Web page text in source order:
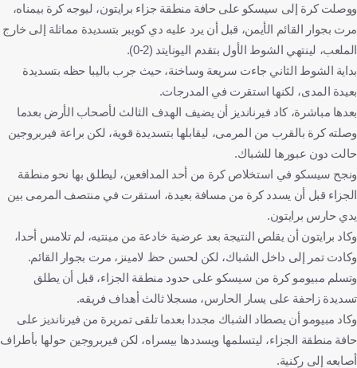
ووصلت كرة إلى سيسكو على حافة منطقة جزاء برايتون، ليوجه كرة بيمناه،
مرت بجوار القائم الأيمن، قبل أن يرد عليه دي كويبر بتسديدة مماثلة إلى خارج
الملعب، لينتهي الشوط الأول بتقدم اليونايتد (2-0).
بداية الشوط الثاني جاءت سريعة وساخنة، حيث جرب باليبا حظه بتسديدة
بعيدة المدى، لكنها استقرت في المدرجات.
بعدها مباشرة، كاد فيرنانديز أن يضيف الهدف الثالث لأصحاب الأرض بعدما
وصلته كرة بالقرب من المرمى، ليقابلها بتسديدة قوية، لكن براعة فيربروجين
حالت دون عبورها للشباك.
ونجح سيسكو في استخلاص كرة من أحد المدافعين، ليطلق بها نحو منطقة
الجزاء قبل أن يسدد كرة من مسافة بعيدة، استقرت في منتصف المرمى بين
يدي حارس برايتون.
وكاد برايتون أن يقلص النتيجة بعد عرضية خادعة من مينتيه، لم تلامس أحدا،
وكادت تمر إلى داخل الشباك، لكن لحسن حظ لامينز، مرت بجوار القائم.
وتسلم مبيومو كرة من سيسكو على حدود منطقة الجزاء، قبل أن يطلق
تسديدة زاحفة على يسار الحارس، مسجلا ثالث أهداف فريقه.
وكاد مبيومو أن يصطاد الشباك مجددا بعدما تلقى تمريرة من فيرنانديز على
حافة منطقة الجزاء، ليتسلمها ويسددها بيسراه، لكن فيربروجين حولها بأطراف
أصابعه إلى ركنية.